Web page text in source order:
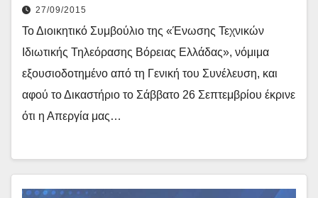
27/09/2015
Το Διοικητικό Συμβούλιο της «Ένωσης Τεχνικών
Ιδιωτικής Τηλεόρασης Βόρειας Ελλάδας», νόμιμα
εξουσιοδοτημένο από τη Γενική του Συνέλευση, και
αφού το Δικαστήριο το Σάββατο 26 Σεπτεμβρίου έκρινε
ότι η Απεργία μας…